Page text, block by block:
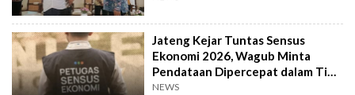
Jateng Kejar Tuntas Sensus
Ekonomi 2026, Wagub Minta
Pendataan Dipercepat dalam Tiga
Pekan
NEWS